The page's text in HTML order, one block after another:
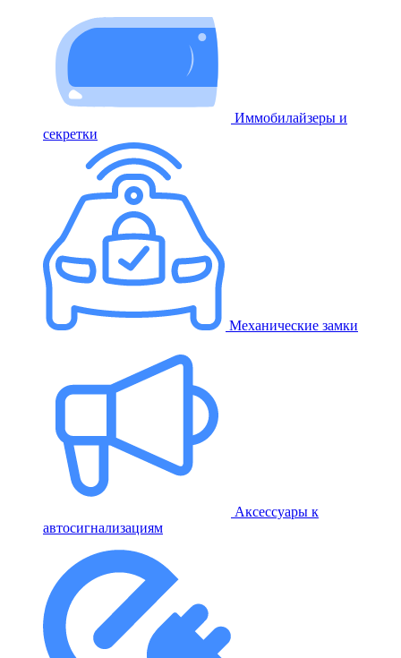
Иммобилайзеры и
секретки
Механические замки
Аксессуары к
автосигнализациям